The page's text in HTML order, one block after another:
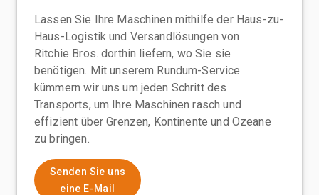
Lassen Sie Ihre Maschinen mithilfe der Haus-zu-
Haus-Logistik und Versandlösungen von
Ritchie Bros. dorthin liefern, wo Sie sie
benötigen. Mit unserem Rundum-Service
kümmern wir uns um jeden Schritt des
Transports, um Ihre Maschinen rasch und
effizient über Grenzen, Kontinente und Ozeane
zu bringen.
Senden Sie uns
eine E-Mail